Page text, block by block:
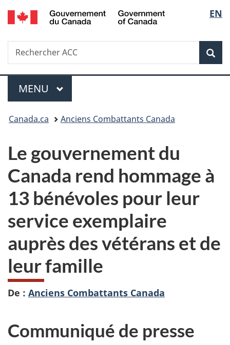
Passer
au
Passer
à
du
Passer
à
simplifiée
de
la
EN
Recherche
Rechercher
ACC
Menu
MENU PRINCIPAL
Vous
ici :
Canada.ca Anciens Combattants Canada
Le gouvernement du
Canada rend hommage à
13 bénévoles pour leur
service exemplaire
auprès des vétérans et de
leur famille
De : Anciens Combattants Canada
Communiqué de presse